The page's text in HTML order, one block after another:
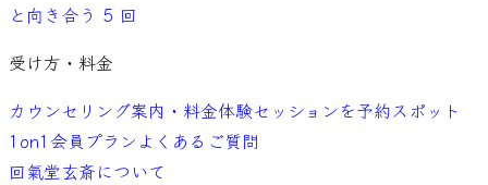
と向き合う 5 回
受け方・料金
カウンセリング案内・料金体験セッションを予約スポット
1on1 会員プラン よくあるご質問
回氣堂玄斎について